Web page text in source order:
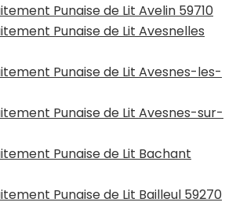
Punaise de Lit Avelin 59710
Punaise de Lit Avesnelles
Punaise de Lit Avesnes-les-
Punaise de Lit Avesnes-sur-
Punaise de Lit Bachant
Punaise de Lit Bailleul 59270